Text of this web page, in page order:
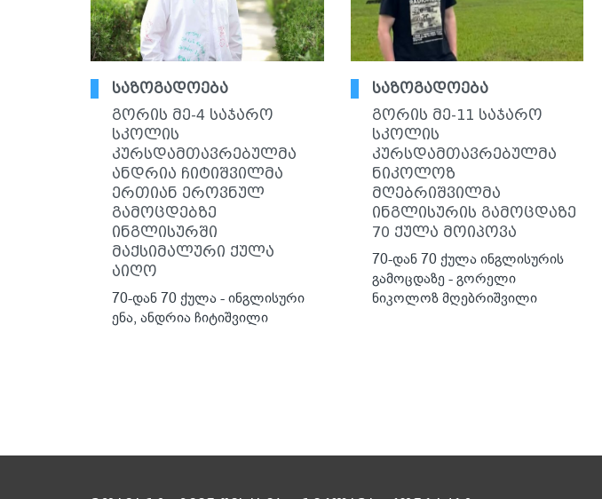
საზოგადოება
გორის მე-4 საჯარო
სკოლის
კურსდამთავრებულმა
ანდრია ჩიტიშვილმა
ერთიან ეროვნულ
გამოცდებზე
ინგლისურში
მაქსიმალური ქულა
აიღო
70-დან 70 ქულა - ინგლისური
ენა, ანდრია ჩიტიშვილი
საზოგადოება
გორის მე-11 საჯარო
სკოლის
კურსდამთავრებულმა
ნიკოლოზ
მღებრიშვილმა
ინგლისურის გამოცდაზე
70 ქულა მოიპოვა
70-დან 70 ქულა ინგლისურის
გამოცდაზე - გორელი
ნიკოლოზ მღებრიშვილი